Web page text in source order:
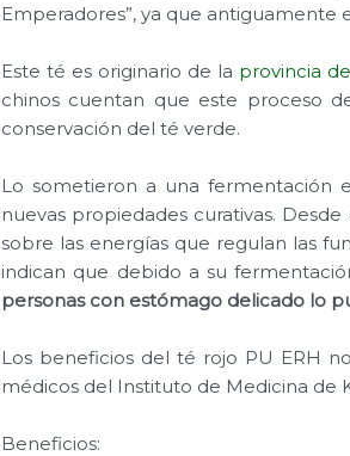
Emperadores”, ya que antiguamente
Este té es originario de la provincia
chinos cuentan que este proceso
conservación del té verde.
Lo sometieron a una fermentación
nuevas propiedades curativas.
sobre las energías que regulan las
indican que debido a su
personas con estómago delicado lo
Los beneficios del té rojo PU ERH
médicos del Instituto de Medicina de
Beneficios: